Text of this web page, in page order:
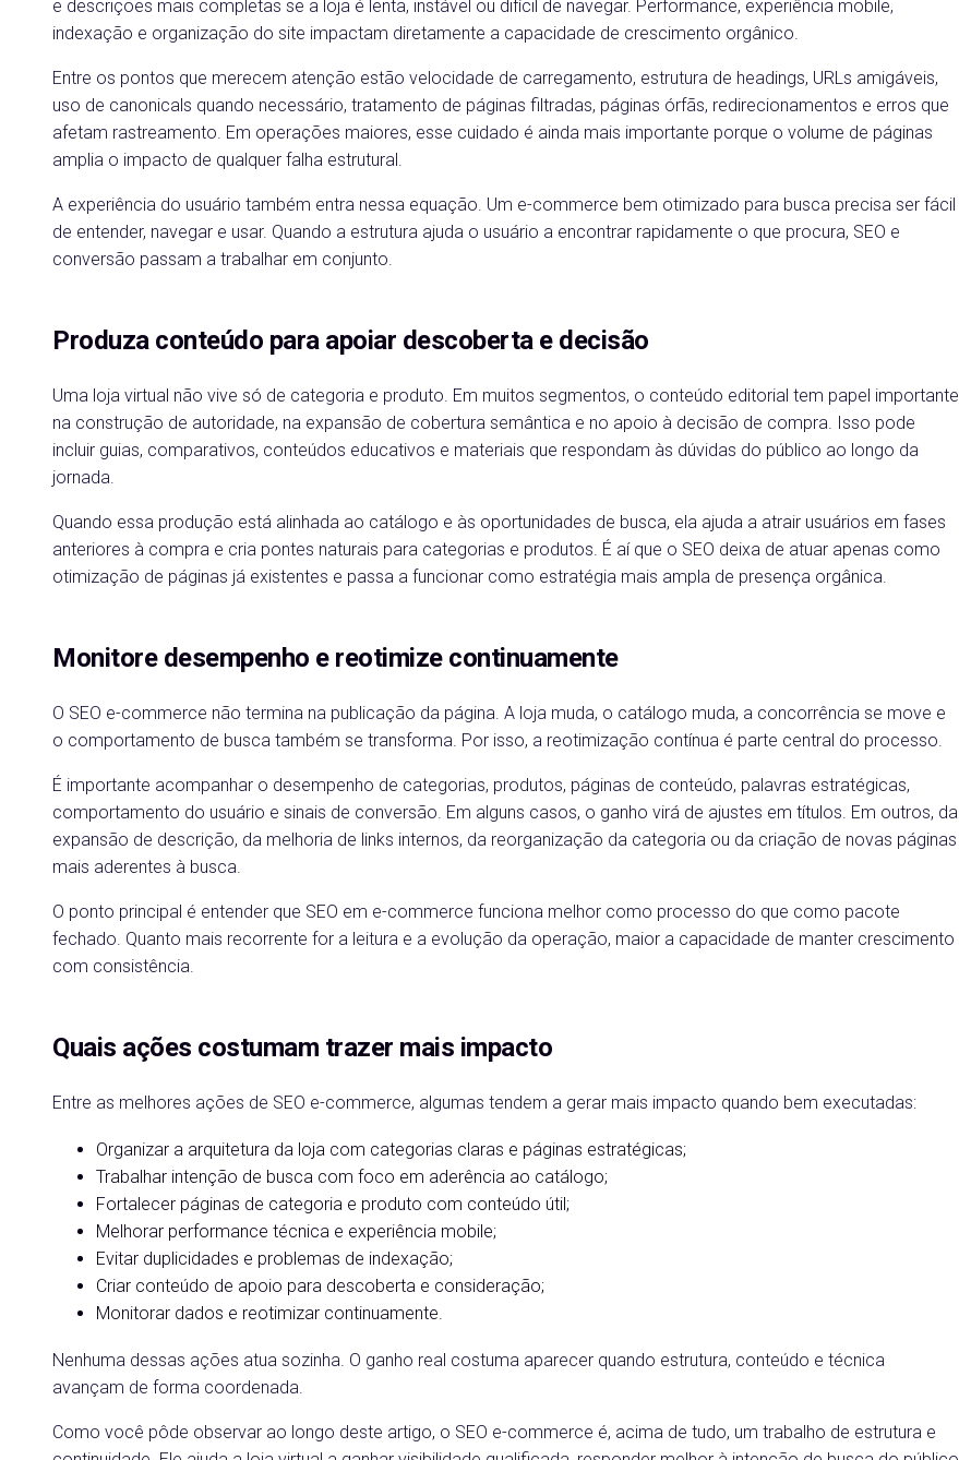
e descrições mais completas se a loja é lenta, instável ou difícil de navegar. Performance, experiência mobile,
indexação e organização do site impactam diretamente a capacidade de crescimento orgânico.
Entre os pontos que merecem atenção estão velocidade de carregamento, estrutura de headings, URLs amigáveis,
uso de canonicals quando necessário, tratamento de páginas filtradas, páginas órfãs, redirecionamentos e erros que
afetam rastreamento. Em operações maiores, esse cuidado é ainda mais importante porque o volume de páginas
amplia o impacto de qualquer falha estrutural.
A experiência do usuário também entra nessa equação. Um e-commerce bem otimizado para busca precisa ser fácil
de entender, navegar e usar. Quando a estrutura ajuda o usuário a encontrar rapidamente o que procura, SEO e
conversão passam a trabalhar em conjunto.
Produza conteúdo para apoiar descoberta e decisão
Uma loja virtual não vive só de categoria e produto. Em muitos segmentos, o conteúdo editorial tem papel importante
na construção de autoridade, na expansão de cobertura semântica e no apoio à decisão de compra. Isso pode
incluir guias, comparativos, conteúdos educativos e materiais que respondam às dúvidas do público ao longo da
jornada.
Quando essa produção está alinhada ao catálogo e às oportunidades de busca, ela ajuda a atrair usuários em fases
anteriores à compra e cria pontes naturais para categorias e produtos. É aí que o SEO deixa de atuar apenas como
otimização de páginas já existentes e passa a funcionar como estratégia mais ampla de presença orgânica.
Monitore desempenho e reotimize continuamente
O SEO e-commerce não termina na publicação da página. A loja muda, o catálogo muda, a concorrência se move e
o comportamento de busca também se transforma. Por isso, a reotimização contínua é parte central do processo.
É importante acompanhar o desempenho de categorias, produtos, páginas de conteúdo, palavras estratégicas,
comportamento do usuário e sinais de conversão. Em alguns casos, o ganho virá de ajustes em títulos. Em outros, da
expansão de descrição, da melhoria de links internos, da reorganização da categoria ou da criação de novas páginas
mais aderentes à busca.
O ponto principal é entender que SEO em e-commerce funciona melhor como processo do que como pacote
fechado. Quanto mais recorrente for a leitura e a evolução da operação, maior a capacidade de manter crescimento
com consistência.
Quais ações costumam trazer mais impacto
Entre as melhores ações de SEO e-commerce, algumas tendem a gerar mais impacto quando bem executadas:
Organizar a arquitetura da loja com categorias claras e páginas estratégicas;
Trabalhar intenção de busca com foco em aderência ao catálogo;
Fortalecer páginas de categoria e produto com conteúdo útil;
Melhorar performance técnica e experiência mobile;
Evitar duplicidades e problemas de indexação;
Criar conteúdo de apoio para descoberta e consideração;
Monitorar dados e reotimizar continuamente.
Nenhuma dessas ações atua sozinha. O ganho real costuma aparecer quando estrutura, conteúdo e técnica
avançam de forma coordenada.
Como você pôde observar ao longo deste artigo, o SEO e-commerce é, acima de tudo, um trabalho de estrutura e